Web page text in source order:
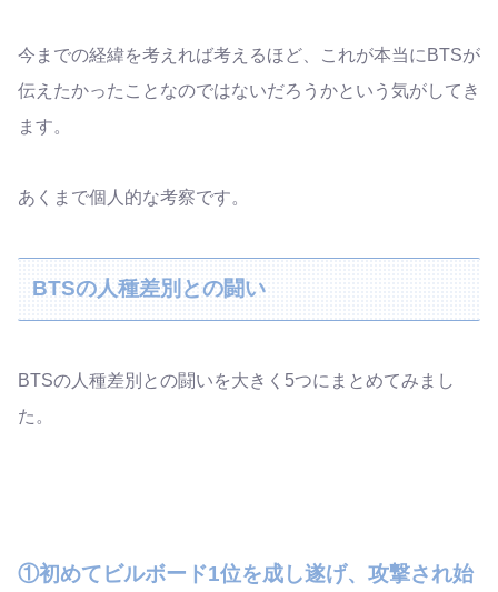
今までの経緯を考えれば考えるほど、これが本当にBTSが
伝えたかったことなのではないだろうかという気がしてき
ます。
あくまで個人的な考察です。
BTSの人種差別との闘い
BTSの人種差別との闘いを大きく5つにまとめてみまし
た。
①初めてビルボード1位を成し遂げ、攻撃され始